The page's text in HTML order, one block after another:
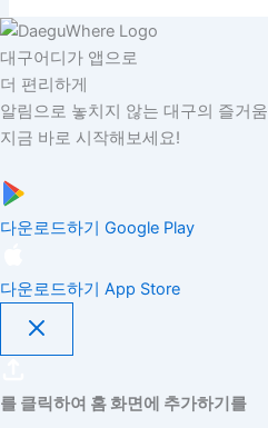
대구어디가 앱으로
더 편리하게
알림으로 놓치지 않는 대구의 즐거움
지금 바로 시작해보세요!
다운로드하기 Google Play
다운로드하기 App Store
를 클릭하여 홈 화면에 추가하기를